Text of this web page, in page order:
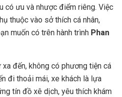
có ưu và nhược điểm riêng. Việc
thuộc vào sở thích cá nhân,
muốn có trên hành trình Phan
xa đến, không có phương tiện cá
đi thoải mái, xe khách là lựa
tín đồ xê dịch, yêu thích khám